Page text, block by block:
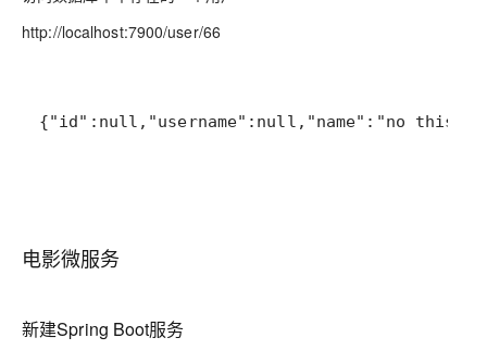
http://localhost:7900/user/66
{"id":null,"username":null,"name":"no this
电影微服务
新建Spring Boot服务